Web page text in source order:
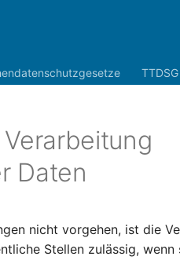
TTDSG
Daten
nicht vorgehen, ist die
Stellen zulässig, wenn